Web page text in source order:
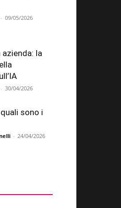
- 09/05/2026
azienda: la
- 30/04/2026
sono i
- 24/04/2026